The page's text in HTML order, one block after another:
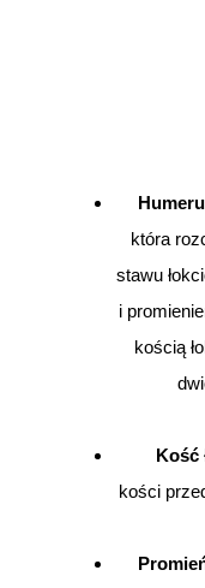
która
stawu
i
kością
Kość
kości